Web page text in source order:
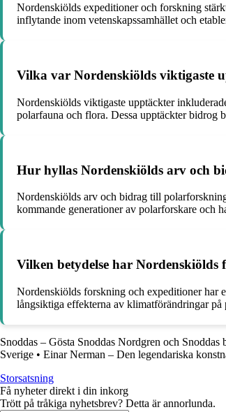
Nordenskiölds expeditioner och forskning
inflytande inom vetenskapssamhället och
Vilka var Nordenskiölds viktigaste
Nordenskiölds viktigaste upptäckter
polarfauna och flora. Dessa upptäckter bidrog
Hur hyllas Nordenskiölds arv och
Nordenskiölds arv och bidrag till
kommande generationer av polarforskare och
Vilken betydelse har
Nordenskiölds forskning och expeditioner har
långsiktiga effekterna av klimatförändringar på
Snoddas – Gösta Snoddas Nordgren och Snoddas
Sverige • Einar Nerman – Den legendariska
Storsatsning
Få nyheter direkt i din inkorg
Trött på tråkiga nyhetsbrev? Detta är annorlunda.